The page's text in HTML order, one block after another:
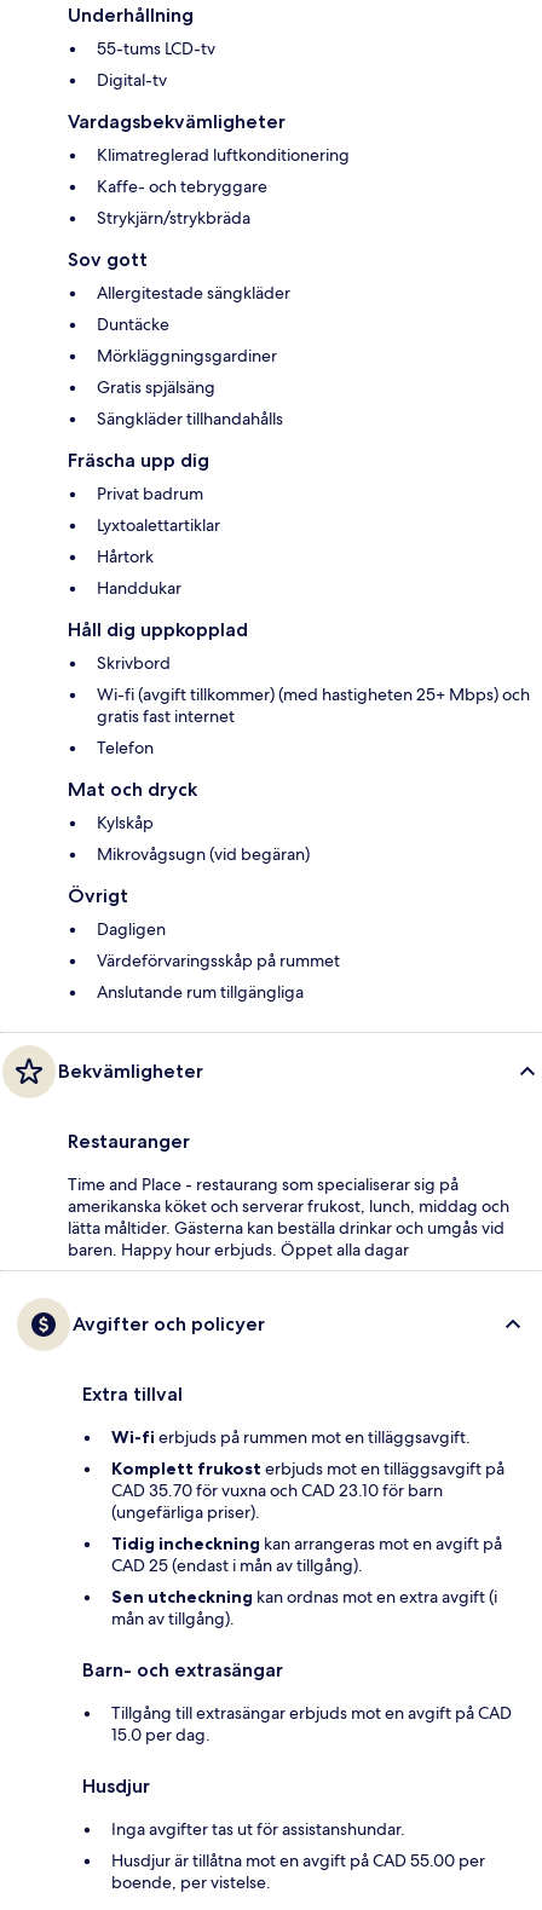
Underhållning
55-tums LCD-tv
Digital-tv
Vardagsbekvämligheter
Klimatreglerad luftkonditionering
Kaffe- och tebryggare
Strykjärn/strykbräda
Sov gott
Allergitestade sängkläder
Duntäcke
Mörkläggningsgardiner
Gratis spjälsäng
Sängkläder tillhandahålls
Fräscha upp dig
Privat badrum
Lyxtoalettartiklar
Hårtork
Handdukar
Håll dig uppkopplad
Skrivbord
Wi-fi (avgift tillkommer) (med hastigheten 25+ Mbps) och
gratis fast internet
Telefon
Mat och dryck
Kylskåp
Mikrovågsugn (vid begäran)
Övrigt
Dagligen
Värdeförvaringsskåp på rummet
Anslutande rum tillgängliga
Bekvämligheter
Restauranger
Time and Place - restaurang som specialiserar sig på
amerikanska köket och serverar frukost, lunch, middag och
lätta måltider. Gästerna kan beställa drinkar och umgås vid
baren. Happy hour erbjuds. Öppet alla dagar
Avgifter och policyer
Extra tillval
Wi-fi erbjuds på rummen mot en tilläggsavgift.
Komplett frukost erbjuds mot en tilläggsavgift på
CAD 35.70 för vuxna och CAD 23.10 för barn
(ungefärliga priser).
Tidig incheckning kan arrangeras mot en avgift på
CAD 25 (endast i mån av tillgång).
Sen utcheckning kan ordnas mot en extra avgift (i
mån av tillgång).
Barn- och extrasängar
Tillgång till extrasängar erbjuds mot en avgift på CAD
15.0 per dag.
Husdjur
Inga avgifter tas ut för assistanshundar.
Husdjur är tillåtna mot en avgift på CAD 55.00 per
boende, per vistelse.